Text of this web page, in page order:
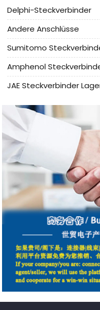
Delphi-Steckverbinder
Andere Anschlüsse
Sumitomo
Amphenol
JAE Steckverbinder